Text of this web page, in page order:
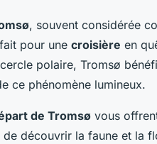
, souvent considérée
pour une croisière en
polaire, Tromsø
ce phénomène lumineux.
de Tromsø vous
de découvrir la faune et la